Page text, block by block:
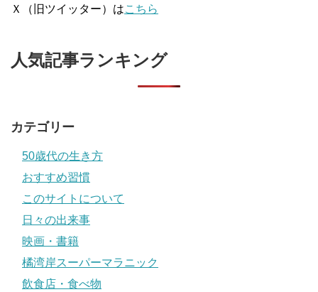
Ｘ（旧ツイッター）はこちら
人気記事ランキング
カテゴリー
50歳代の生き方
おすすめ習慣
このサイトについて
日々の出来事
映画・書籍
橘湾岸スーパーマラニック
飲食店・食べ物